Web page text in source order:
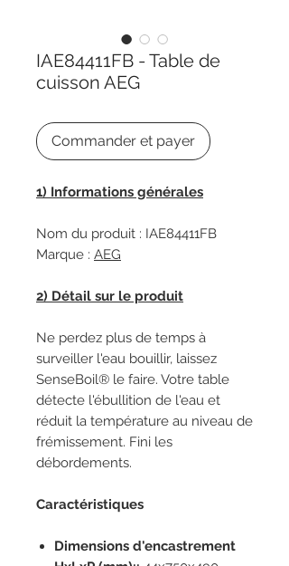
IAE84411FB - Table de
cuisson AEG
Commander et payer
1) Informations générales
Nom du produit : IAE84411FB
Marque : AEG
2) Détail sur le produit
Ne perdez plus de temps à
surveiller l'eau bouillir, laissez
SenseBoil® le faire. Votre table
détecte l'ébullition de l'eau et
réduit la température au niveau de
frémissement. Fini les
débordements.
Caractéristiques
Dimensions d'encastrement